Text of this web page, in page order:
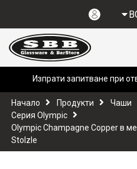
Изпрати запитване при
Начало Продукти Чаши
Серия Olympic
Olympic Champagne Copper в
Stolzle